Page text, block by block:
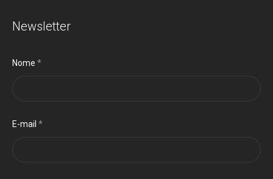
Newsletter
Nome*
E-mail*